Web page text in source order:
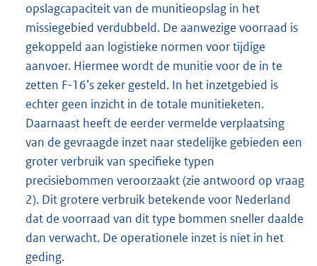
opslagcapaciteit van de munitieopslag in het
missiegebied verdubbeld. De aanwezige voorraad is
gekoppeld aan logistieke normen voor tijdige
aanvoer. Hiermee wordt de munitie voor de in te
zetten F-16’s zeker gesteld. In het inzetgebied is
echter geen inzicht in de totale munitieketen.
Daarnaast heeft de eerder vermelde verplaatsing
van de gevraagde inzet naar stedelijke gebieden een
groter verbruik van specifieke typen
precisiebommen veroorzaakt (zie antwoord op vraag
2). Dit grotere verbruik betekende voor Nederland
dat de voorraad van dit type bommen sneller daalde
dan verwacht. De operationele inzet is niet in het
geding.